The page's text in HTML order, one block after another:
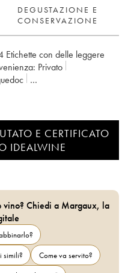
DEGUSTAZIONE E
CONSERVAZIONE
Etichette con delle leggere
privato
E CERTIFICATO
IDEALWINE
vino? Chiedi a Margaux, la
simili?
Come va servito?